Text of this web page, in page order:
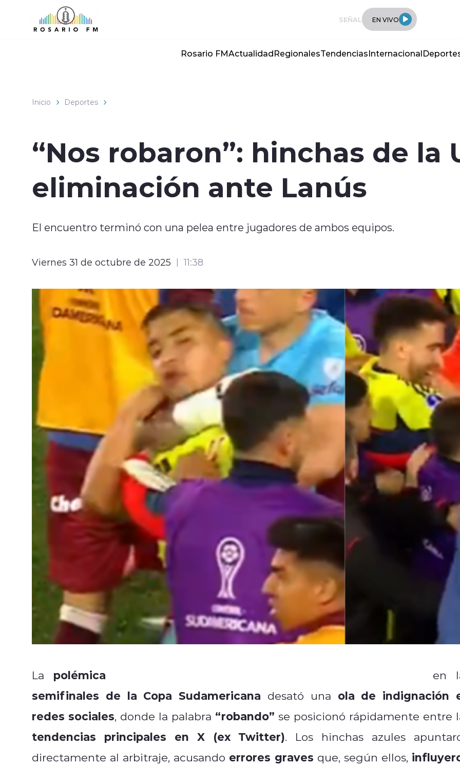
Click acá para ir directamente al contenido
SEÑAL EN VIVO
Rosario FMActualidadRegionalesTendenciasInternacional
Inicio Deportes
“Nos robaron”: hinchas de la
eliminación ante Lanús
El encuentro terminó con una pelea entre jugadores de ambos equipos.
Viernes 31 de octubre de 2025 11:38
La polémica en
semifinales de la Copa Sudamericana desató una ola de indignación
redes sociales, donde la palabra “robando” se posicionó rápidamente entre
tendencias principales en X (ex Twitter). Los hinchas azules
directamente al arbitraje, acusando errores graves que, según ellos,